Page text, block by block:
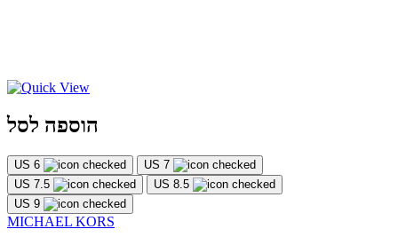
הוספה לסל
US 6
US 7
US 7.5
US 8.5
US 9
MICHAEL KORS